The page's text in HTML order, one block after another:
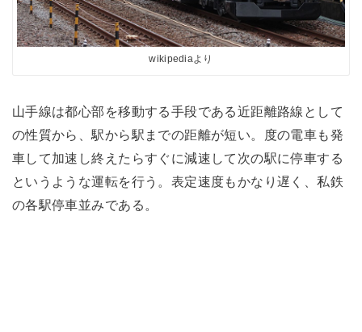
wikipediaより
山手線は都心部を移動する手段である近距離路線として
の性質から、駅から駅までの距離が短い。度の電車も発
車して加速し終えたらすぐに減速して次の駅に停車する
というような運転を行う。表定速度もかなり遅く、私鉄
の各駅停車並みである。